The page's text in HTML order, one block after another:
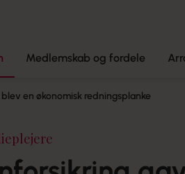
Medlemskab og fordele
en økonomisk redningsplanke